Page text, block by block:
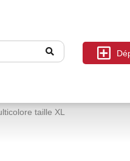
taille XL